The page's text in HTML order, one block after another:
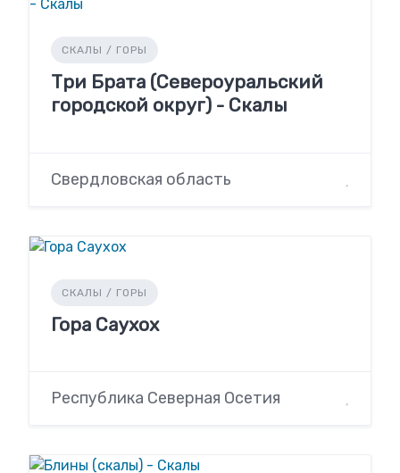
СКАЛЫ / ГОРЫ
Три Брата (Североуральский
городской округ) - Скалы
Свердловская область
СКАЛЫ / ГОРЫ
Гора Саухох
Республика Северная Осетия